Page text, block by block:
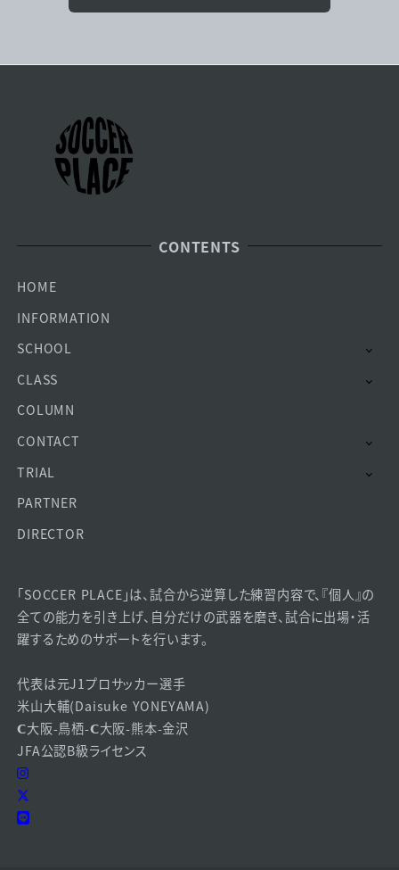
CONTENTS
HOME
INFORMATION
SCHOOL
CLASS
COLUMN
CONTACT
TRIAL
PARTNER
DIRECTOR
「SOCCER PLACE」は、試合から逆算した練習内容で、『個人』の
全ての能力を引き上げ、自分だけの武器を磨き、試合に出場・活
躍するためのサポートを行います。
代表は元J1プロサッカー選手
米山大輔(Daisuke YONEYAMA)
𝗖大阪-鳥栖-𝗖大阪-熊本-金沢
JFA公認B級ライセンス